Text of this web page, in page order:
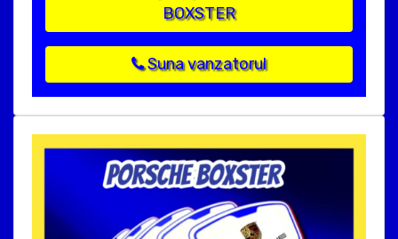
BOXSTER
Suna vanzatorul